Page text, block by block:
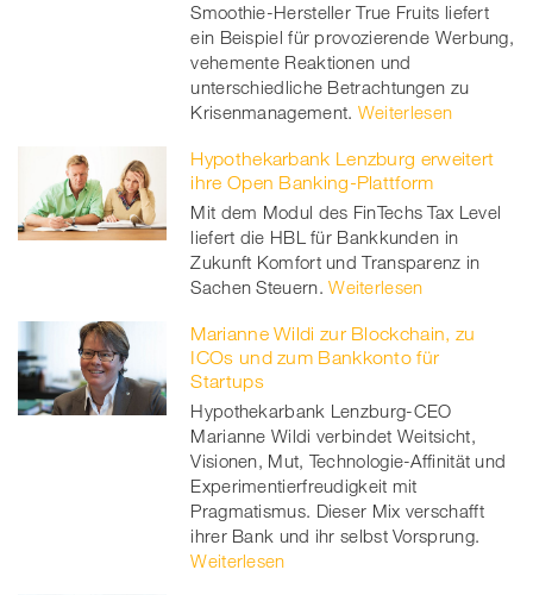
er
Smoothie-Hersteller True Fruits liefert
ein Beispiel für provozierende Werbung,
vehemente Reaktionen und
unterschiedliche Betrachtungen zu
Krisenmanagement. Weiterlesen
Hypothekarbank Lenzburg erweitert
ihre Open Banking-Plattform
Mit dem Modul des FinTechs Tax Level
liefert die HBL für Bankkunden in
Zukunft Komfort und Transparenz in
Sachen Steuern. Weiterlesen
Marianne Wildi zur Blockchain, zu
ICOs und zum Bankkonto für
Startups
Hypothekarbank Lenzburg-CEO
Marianne Wildi verbindet Weitsicht,
Visionen, Mut, Technologie-Affinität und
Experimentierfreudigkeit mit
Pragmatismus. Dieser Mix verschafft
ihrer Bank und ihr selbst Vorsprung.
Weiterlesen